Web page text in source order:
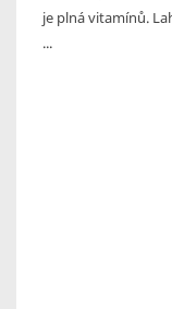
je plná vitamínů.
...